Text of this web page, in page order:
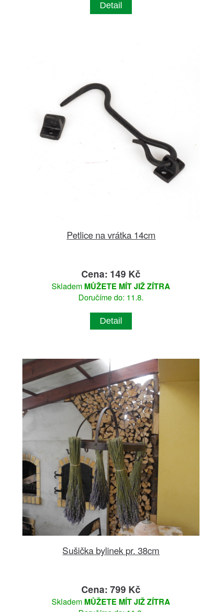
Detail
Petlice na vrátka 14cm
Cena: 149 Kč
Skladem MŮŽETE MÍT JIŽ ZÍTRA
Doručíme do: 11.8.
Detail
Sušička bylinek pr. 38cm
Cena: 799 Kč
Skladem MŮŽETE MÍT JIŽ ZÍTRA